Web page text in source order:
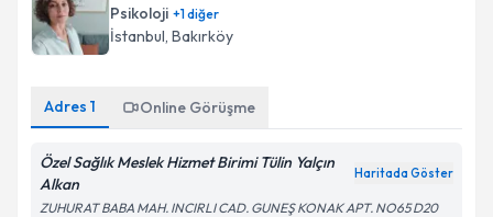
Psikoloji +1diğer
İstanbul, Bakırköy
Adres 1 Online Görüşme
Özel Sağlık Meslek Hizmet Birimi Tülin Yalçın
Alkan
Haritada Göster
ZUHURAT BABA MAH. INCIRLI CAD. GUNEŞ KONAK APT. NO65 D20